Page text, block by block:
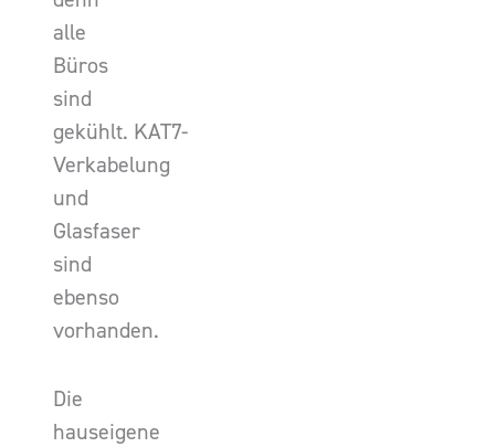
alle
Büros
sind
gekühlt. KAT7-
Verkabelung
und
Glasfaser
sind
ebenso
vorhanden.
Die
hauseigene